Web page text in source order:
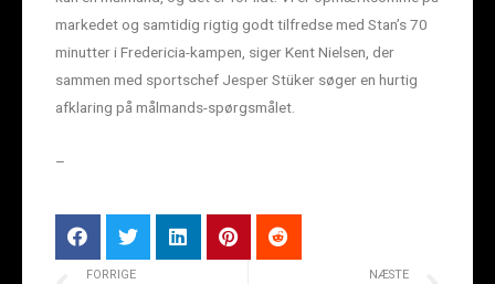
markedet og samtidig rigtig godt tilfredse med Stan’s 70
minutter i Fredericia-kampen, siger Kent Nielsen, der
sammen med sportschef Jesper Stüker søger en hurtig
afklaring på målmands-spørgsmålet.
–
FORRIGE NÆSTE